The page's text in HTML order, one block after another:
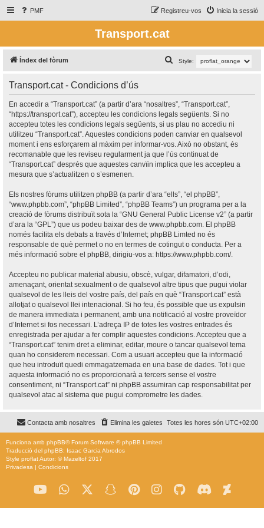
PMF Inicia la sessió
Registreu-vos
Transport.cat
Índex del fòrum Style:
e
c
a
Transport.cat - Condicions d’ús
En accedir a “Transport.cat” (a partir d’ara “nosaltres”, “Transport.cat”,
“https://transport.cat”), accepteu les condicions legals següents. Si no
accepteu totes les condicions legals següents, si us plau no accediu ni
utilitzeu “Transport.cat”. Aquestes condicions poden canviar en qualsevol
moment i ens esforçarem al màxim per informar-vos. Això no obstant, és
recomanable que les reviseu regularment ja que l’ús continuat de
“Transport.cat” després que aquestes canvïin implica que les accepteu a
mesura que s’actualitzen o s’esmenen.
Els nostres fòrums utilitzen phpBB (a partir d’ara “ells”, “el phpBB”,
“www.phpbb.com”, “phpBB Limited”, “phpBB Teams”) un programa per a la
creació de fòrums distribuït sota la “GNU General Public License v2” (a partir
d’ara la “GPL”) que us podeu baixar des de www.phpbb.com . El phpBB
només facilita els debats a través d’Internet; phpBB Limted no és
responsable de què permet o no en termes de cotingut o conducta. Per a
més informació sobre el phpBB, dirigiu-vos a: https://www.phpbb.com/.
Accepteu no publicar material abusiu, obscè, vulgar, difamatori, d’odi,
amenaçant, orientat sexualment o de qualsevol altre tipus que pugui violar
qualsevol de les lleis del vostre país, del país en què “Transport.cat” està
allotjat o qualsevol llei intenacional. Si ho feu, és possible que us expulsin
de manera immediata i permanent, amb una notificació al vostre proveïdor
d’Internet si fos necessari. L’adreça IP de totes les vostres entrades és
enregistrada per ajudar a fer complir aquestes condicions. Accepteu que a
“Transport.cat” tenim dret a eliminar, editar, moure o tancar qualsevol tema
quan ho considerem necessari. Com a usuari accepteu que la informació
que heu introduït quedi emmagatzemada en una base de dades. Tot i que
aquesta informació no es proporcionarà a tercers sense el vostre
consentiment, ni “Transport.cat” ni phpBB assumiran cap responsabilitat per
qualsevol atac al sistema que pugui comprometre les dades.
Totes les hores són UTC+02:00
Elimina les galetes
Contacta amb nosaltres
Funciona amb phpBB® Forum Software © phpBB Limited
Traducció del phpBB: Isaac Garcia Abrodos
Style proflatAutor: ©Mazeltof 2017
Privadesa | Condicions